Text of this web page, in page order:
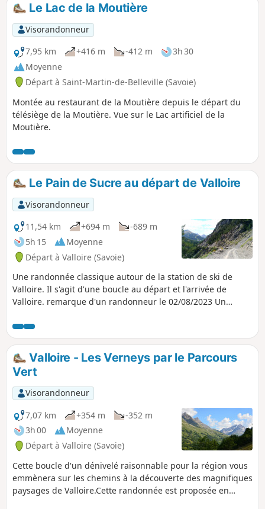
Mont Thabor, les Aiguilles d'Arves et
derrière, le Galibier, les sommets des
Écrins (Meije, Râteau, Pelvoux, etc.), la
descente se fait via le Pas des Griffes et
les lieux-dits de Mérégers et des Selles
par un sentier très agréable et bien
roulant pour fermer la boucle et revenir
à Valloire.
Le Lac de la Moutière
Visorandonneur
7,95 km
+416 m -412 m
3h 30
Moyenne
Départ à Saint-Martin-de-Belleville (Savoie)
Montée au restaurant de la Moutière depuis le départ du
télésiège de la Moutière. Vue sur le Lac artificiel de la
Moutière.
Le Pain de Sucre au départ de Valloire
Visorandonneur
11,54 km
+694 m
-689 m
5h 15
Moyenne
Départ à Valloire (Savoie)
Une randonnée classique autour de la station de ski de
Valloire. Il s'agit d'une boucle au départ et l'arrivée de
Valloire. remarque d'un randonneur le 02/08/2023 Un
que le retour d'Albanette à Valloire est fermé. Au (10), seul
un passage piéton subsiste. À l'arrivée coté Valloire, un
arrêté municipal est affiché indiquant que la circulation sur
ce chemin est interdit, notamment au piéton, et que le non
respect de cet arrêté pouvait donner lieu à verbalisation.
Valloire - Les Verneys par le Parcours
Vert
Visorandonneur
7,07 km
+354 m
-352 m
3h 00
Moyenne
Départ à Valloire (Savoie)
Cette boucle d'un dénivelé raisonnable pour la région vous
emmènera sur les chemins à la découverte des magnifiques
paysages de Valloire.Cette randonnée est proposée en